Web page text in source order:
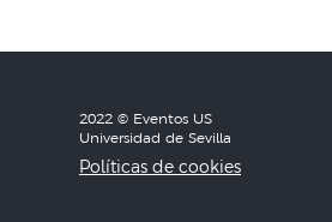
2022 © Eventos US
Universidad de Sevilla
Políticas de cookies